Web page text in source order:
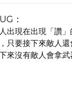
：
出現在出現「讚
只要接下來敵人
來沒有敵人會拿